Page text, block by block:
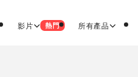
影片 熱門 所有產品